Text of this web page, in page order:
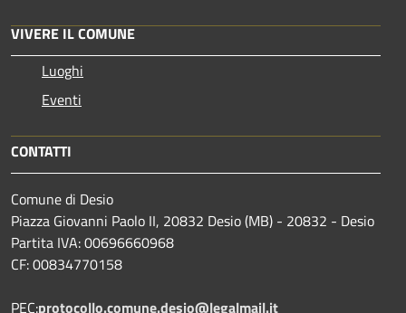
VIVERE IL COMUNE
Luoghi
Eventi
CONTATTI
Comune di Desio
Piazza Giovanni Paolo II, 20832 Desio (MB) - 20832 - Desio
Partita IVA: 00696660968
CF: 00834770158
PEC:protocollo.comune.desio@legalmail.it